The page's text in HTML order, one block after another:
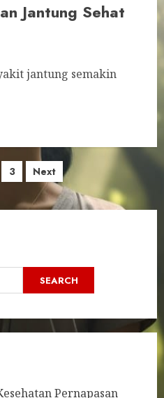
Jantung Sehat
jantung semakin
3 Next
SEARCH
Pernapasan